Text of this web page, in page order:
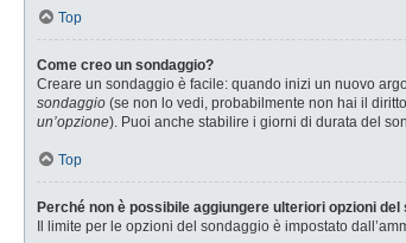
Top
Come creo un sondaggio?
Creare un sondaggio è facile: quando inizi un nuovo
sondaggio (se non lo vedi, probabilmente non hai il
un’opzione). Puoi anche stabilire i giorni di durata del
Top
Perché non è possibile aggiungere ulteriori opzioni del
Il limite per le opzioni del sondaggio è impostato